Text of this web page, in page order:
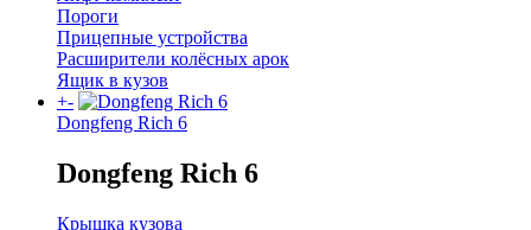
Пороги
Прицепные устройства
Расширители колёсных арок
Ящик в кузов
+-
Dongfeng Rich 6
Dongfeng Rich 6
Крышка кузова